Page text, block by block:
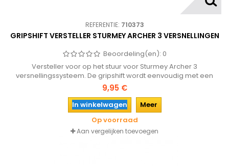
REFERENTIE: 710373
GRIPSHIFT VERSTELLER STURMEY ARCHER 3 VERSNELLINGEN
Beoordeling(en): 0
Versteller voor op het stuur voor Sturmey Archer 3
versnellingssysteem. De gripshift wordt eenvoudig met een
inbusbout op het stuur van de fiets gemonteerd en heeft een
helder glaasje met de versnelling waarin de fiets staat.
9,95 €
In winkelwagen
Meer
Op voorraad
Aan vergelijken toevoegen